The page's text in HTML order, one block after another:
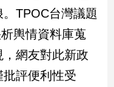
TPOC台灣議題
輿情資料庫蒐
網友對此新政
評便利性受